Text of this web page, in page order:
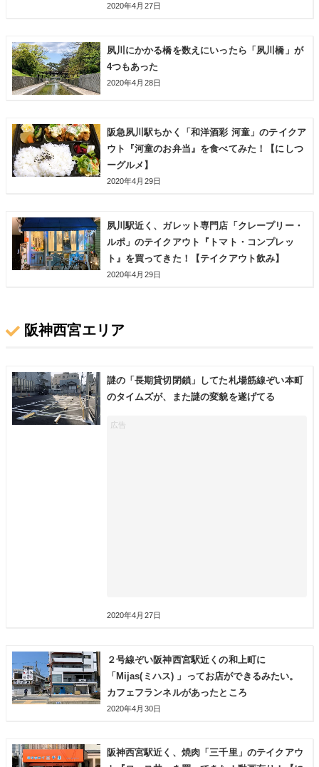
2020年4月27日
夙川にかかる橋を数えにいったら「夙川橋」が
4つもあった
2020年4月28日
阪急夙川駅ちかく「和洋酒彩 河童」のテイクア
ウト『河童のお弁当』を食べてみた！【にしつ
ーグルメ】
2020年4月29日
夙川駅近く、ガレット専門店「クレープリー・
ルポ」のテイクアウト『トマト・コンプレッ
ト』を買ってきた！【テイクアウト飲み】
2020年4月29日
阪神西宮エリア
謎の「長期貸切閉鎖」してた札場筋線ぞい本町
のタイムズが、また謎の変貌を遂げてる
2020年4月27日
２号線ぞい阪神西宮駅近くの和上町に
「Mijas(ミハス) 」ってお店ができるみたい。
カフェフランネルがあったところ
2020年4月30日
阪神西宮駅近く、焼肉「三千里」のテイクアウ